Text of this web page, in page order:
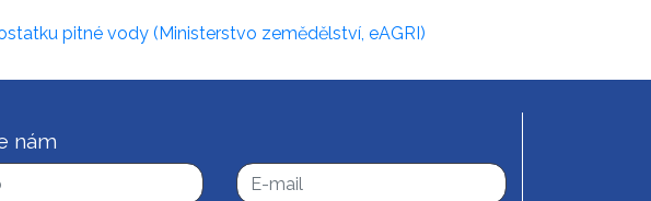
pitné vody (Ministerstvo zemědělství, eAGRI)
nám